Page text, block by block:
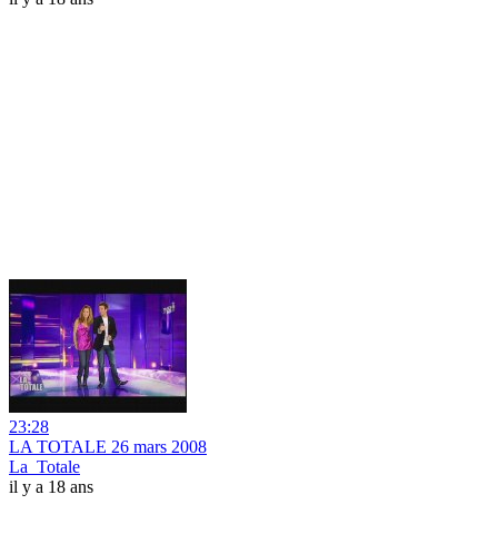
23:28
LA TOTALE 26 mars 2008
La_Totale
il y a 18 ans